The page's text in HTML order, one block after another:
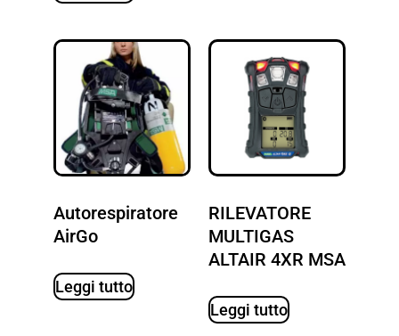
Autorespiratore
AirGo
Leggi tutto
RILEVATORE
MULTIGAS
ALTAIR 4XR MSA
Leggi tutto